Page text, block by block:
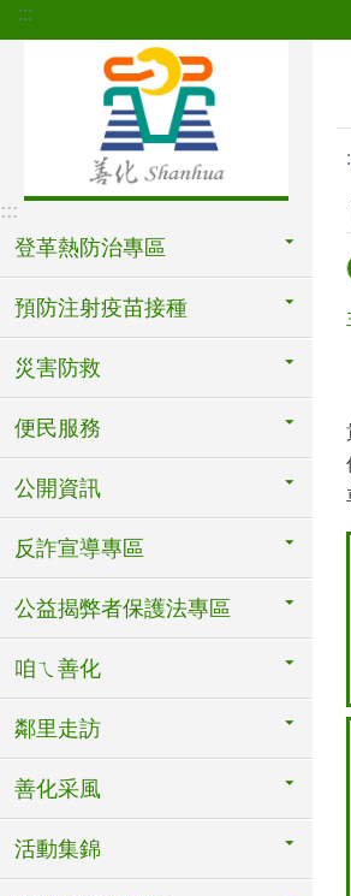
跳到主要內容區塊
:::
:::
登革熱防治專區
預防注射疫苗接種
災害防救
便民服務
公開資訊
反詐宣導專區
公益揭弊者保護法專區
咱ㄟ善化
鄰里走訪
善化采風
活動集錦